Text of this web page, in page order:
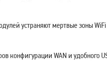
устраняют мертвые зоны WiFi
конфигурации WAN и удобного